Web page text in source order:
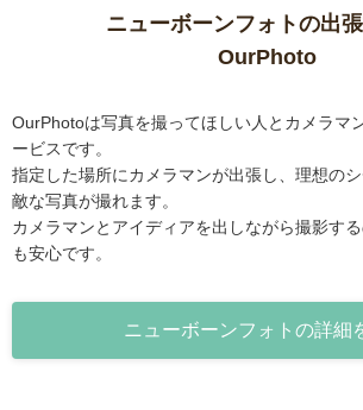
ニューボーンフォトの出
OurPhoto
OurPhotoは写真を撮ってほしい人とカメラマ
ービスです。
指定した場所にカメラマンが出張し、理想の
敵な写真が撮れます。
カメラマンとアイディアを出しながら撮影す
も安心です。
ニューボーンフォトの詳細